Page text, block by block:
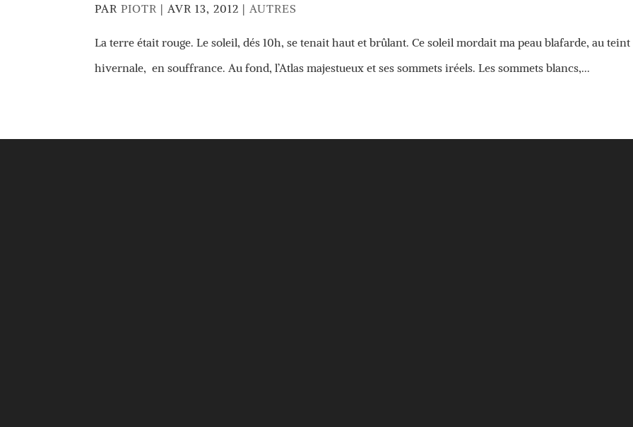
PARPIOTR | AVR 13, 2012 | AUTRES
La terre était rouge. Le soleil, dés 10h, se tenait haut et brûlant. Ce soleil mordait ma peau blafarde, au teint
hivernale, en souffrance. Au fond, l’Atlas majestueux et ses sommets iréels. Les sommets blancs,...